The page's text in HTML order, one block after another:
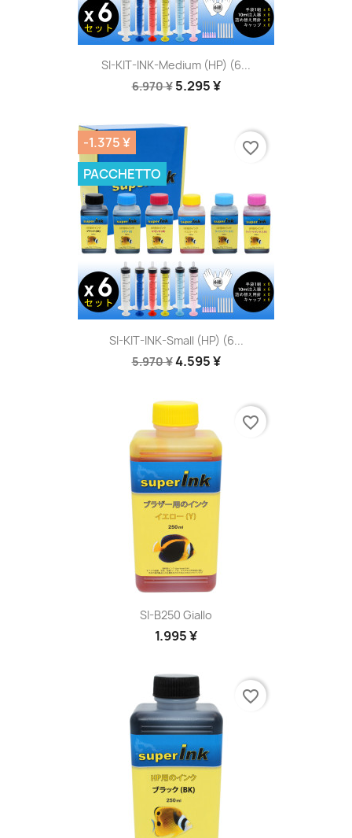
SI-KIT-INK-Medium (HP) (6...
6.970 ¥ 5.295 ¥
SI-KIT-INK-Small (HP) (6...
5.970 ¥4.595 ¥
-1.375 ¥
PACCHETTO
favorite_border
SI-B250 Giallo
1.995 ¥
favorite_border
favorite_border